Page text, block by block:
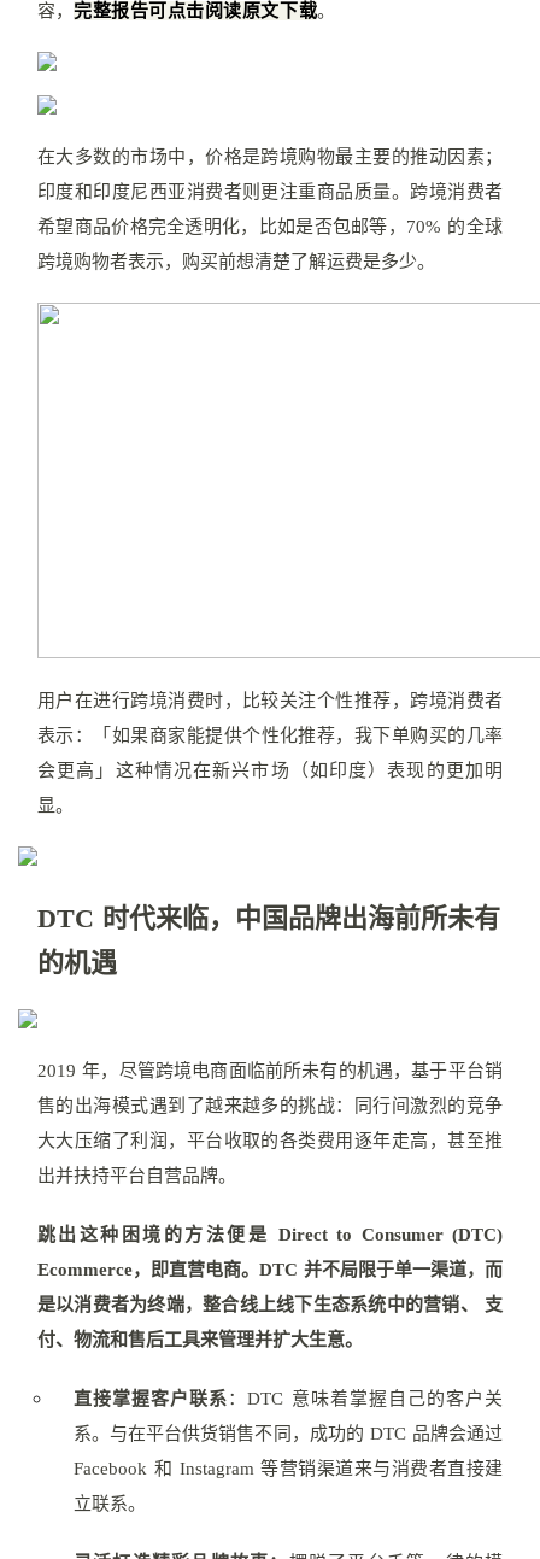
容， 完整报告可点击阅读原文下载。
在大多数的市场中，价格是跨境购物最主要的推动因素；
印度和印度尼西亚消费者则更注重商品质量。跨境消费者
希望商品价格完全透明化，比如是否包邮等，70% 的全球
跨境购物者表示，购买前想清楚了解运费是多少。
用户在进行跨境消费时，比较关注个性推荐，跨境消费者
表示：
「如果商家能提供个性化推荐，我下单购买的几率
会更高」这种情况在新兴市场（如印度）表现的更加明
显。
DTC 时代来临，中国品牌出海前所未有
的机遇
2019 年，尽管跨境电商⾯临前所未有的机遇，基于平台销
售的出海模式遇到了越来越多的挑战：同⾏间激烈的竞争
⼤⼤压缩了利润，平台收取的各类费⽤逐年⾛⾼，甚⾄推
出并扶持平台⾃营品牌。
跳出这种困境的⽅法便是 Direct to Consumer (DTC)
Ecommerce，即直营电商。 DTC 并不局限于单⼀渠道，⽽
是以消费者为终端，整合线上线下⽣态系统中的营销、 ⽀
付、物流和售后⼯具来管理并扩⼤⽣意。
直接掌握客⼾联系：DTC 意味着掌握⾃⼰的客⼾关
系。与在平台供货销售不同，成功的 DTC 品牌会通过
Facebook 和 Instagram 等营销渠道来与消费者直接建
⽴联系。